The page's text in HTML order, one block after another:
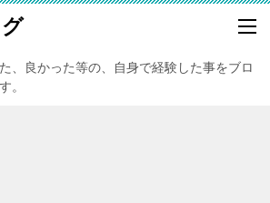
、良かった等の、自身で経験した事をブロ
。